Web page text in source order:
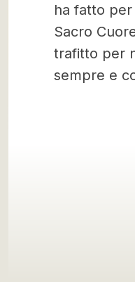
ha fatto
Sacro
trafitto per
sempre e